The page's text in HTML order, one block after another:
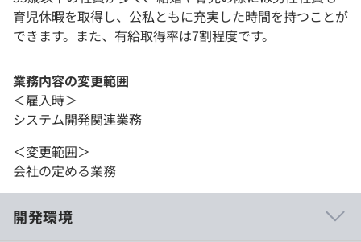
育児休暇を取得し、公私ともに充実した時間を持つことが
できます。また、有給取得率は7割程度です。
業務内容の変更範囲
＜雇入時＞
システム開発関連業務
＜変更範囲＞
会社の定める業務
開発環境